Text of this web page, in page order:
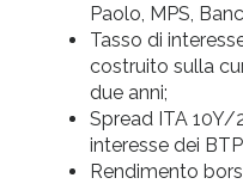
Paolo, MPS,
Tasso di
costruito sulla
due anni;
Spread ITA 10Y/
interesse dei
Rendimento